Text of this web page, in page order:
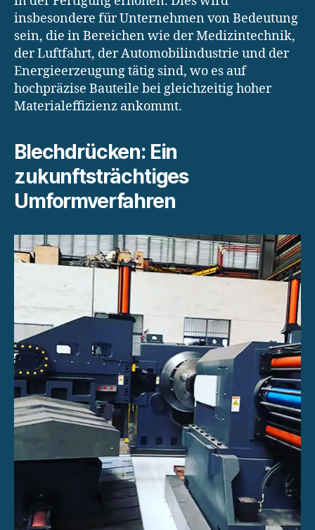
insbesondere für Unternehmen von Bedeutung
sein, die in Bereichen wie der Medizintechnik,
der Luftfahrt, der Automobilindustrie und der
Energieerzeugung tätig sind, wo es auf
hochpräzise Bauteile bei gleichzeitig hoher
Materialeffizienz ankommt.
Blechdrücken: Ein
zukunftsträchtiges
Umformverfahren